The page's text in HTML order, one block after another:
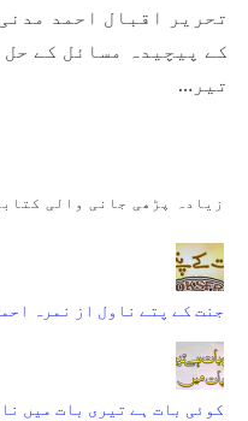
تحریر اقبال احمد
کے پیچیدہ مسائل کے حل
تیر…
زیادہ پڑھی جانی والی
جنت کے پتے ناول از نمرہ
کوئی بات ہے تیری بات میں